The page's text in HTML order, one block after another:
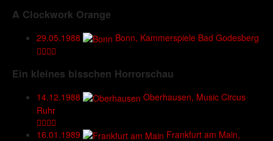
A Clockwork Orange
29.05.1988 Bonn, Kammerspiele Bad Godesberg
Ein kleines bisschen Horrorschau
14.12.1988
Oberhausen, Music Circus
Ruhr
16.01.1989
Frankfurt am Main,